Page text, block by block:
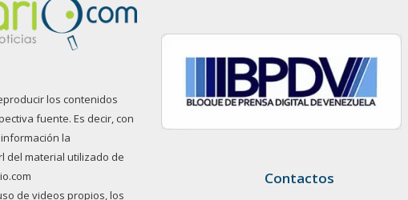
los contenidos
fuente. Es decir, con
la
del material utilizado de
de videos propios, los
Contactos